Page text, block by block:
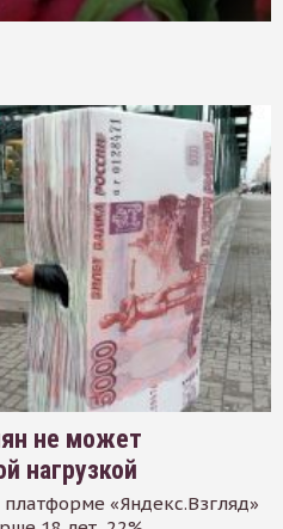
не может
нагрузкой
«Яндекс.Взгляд»